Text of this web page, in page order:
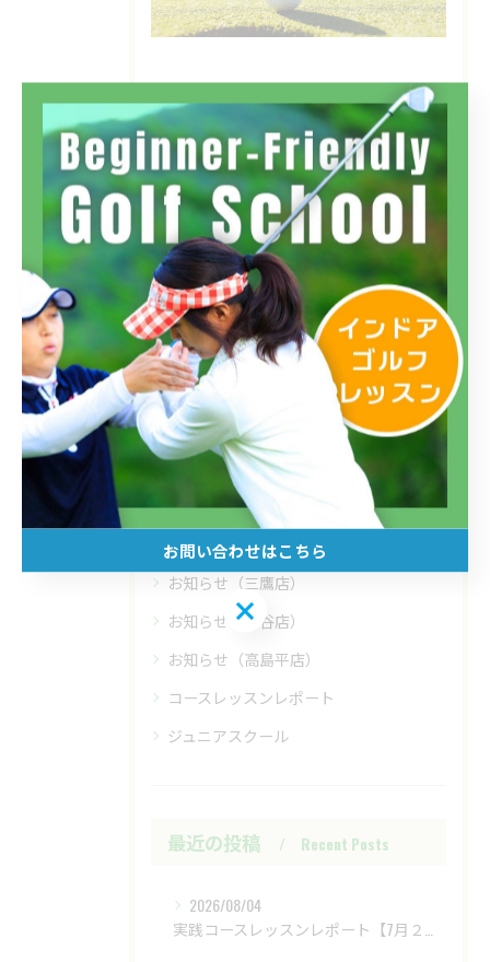
カテゴリー Categories
全てのカテゴリー
フィットイン三鷹店
フィットイン高島平店
フィットイン四谷店
初心者
インドア
ラウンド
体験
コースレッスン
お知らせ
お知らせ（三鷹店）
お知らせ（四谷店）
お知らせ（高島平店）
コースレッスンレポート
ジュニアスクール
最近の投稿 Recent Posts
2026/08/04
実践コースレッスンレポート【7月２８日（火）富士レイクサイドCC】
お問い合わせはこちら
お問い合わせはこちら